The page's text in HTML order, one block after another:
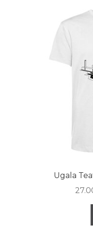
Ugala